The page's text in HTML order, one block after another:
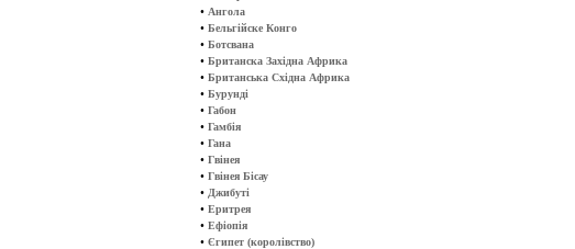
• Ангола
• Бельгійске Конго
• Ботсвана
• Британска Західна Африка
• Британська Східна Африка
• Бурунді
• Габон
• Гамбія
• Гана
• Гвінея
• Гвінея Бісау
• Джибуті
• Еритрея
• Ефіопія
• Єгипет (королівство)